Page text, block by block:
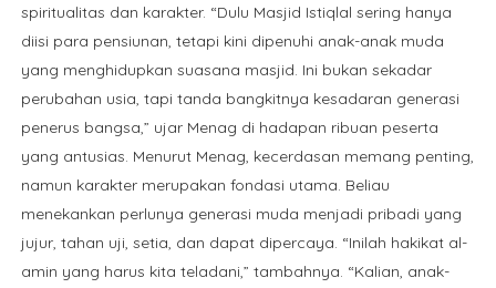
spiritualitas dan karakter. “Dulu Masjid Istiqlal sering hanya
diisi para pensiunan, tetapi kini dipenuhi anak-anak muda
yang menghidupkan suasana masjid. Ini bukan sekadar
perubahan usia, tapi tanda bangkitnya kesadaran generasi
penerus bangsa,” ujar Menag di hadapan ribuan peserta
yang antusias. Menurut Menag, kecerdasan memang penting,
namun karakter merupakan fondasi utama. Beliau
menekankan perlunya generasi muda menjadi pribadi yang
jujur, tahan uji, setia, dan dapat dipercaya. “Inilah hakikat al-
amin yang harus kita teladani,” tambahnya. “Kalian, anak-